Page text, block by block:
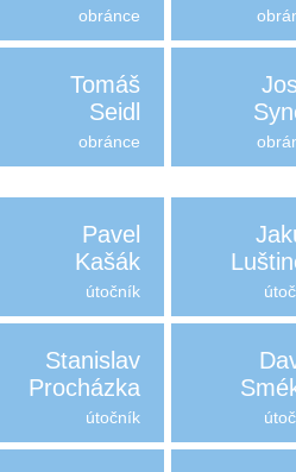
obránce
Tomáš
Seidl
obránce
Pavel
Kašák
útočník
Stanislav
Procházka
útočník